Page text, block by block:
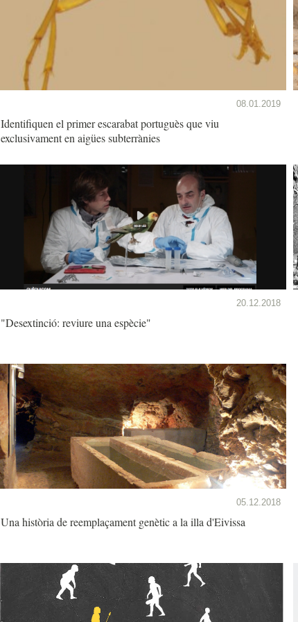
08.01.2019
Identifiquen el primer escarabat portuguès que viu
exclusivament en aigües subterrànies
20.12.2018
"Desextinció: reviure una espècie"
05.12.2018
Una història de reemplaçament genètic a la illa d'Eivissa